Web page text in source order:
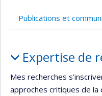
recherche
Publications et
Expertise de
Mes recherches
approches critiques de la